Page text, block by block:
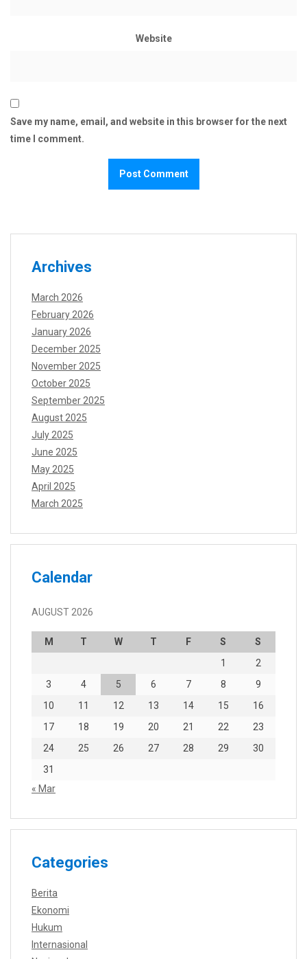
Website
Save my name, email, and website in this browser for the next
time I comment.
Archives
March 2026
February 2026
January 2026
December 2025
November 2025
October 2025
September 2025
August 2025
July 2025
June 2025
May 2025
April 2025
March 2025
Calendar
AUGUST 2026
M T W T F S
S
1
2
3
4 5 6 7 8
9
10
11 12 13 14 15
16
17
18 19 20 21 22
23
24
25 26 27 28 29
30
31
« Mar
Categories
Berita
Ekonomi
Hukum
Internasional